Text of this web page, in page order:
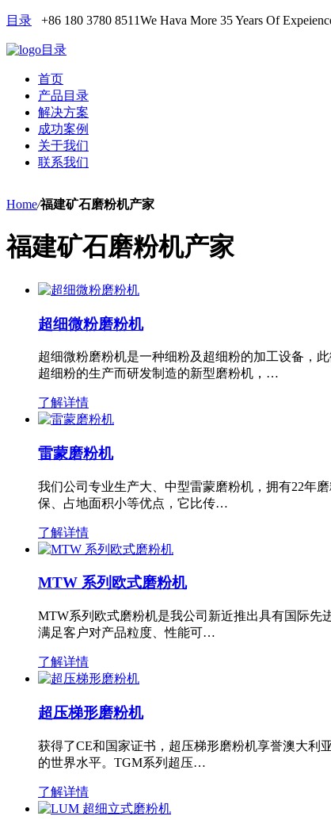
目录 +86 180 3780 8511We Hava More 35 Years Of
目录
首页
产品目录
解决方案
成功案例
关于我们
联系我们
Home/福建矿石磨粉机产家
福建矿石磨粉机产家
超细微粉磨粉机
超细微粉磨粉机是一种细粉及超细粉的加工设备，
超细粉的生产而研发制造的新型磨粉机，…
了解详情
雷蒙磨粉机
我们公司专业生产大、中型雷蒙磨粉机，拥有22年
保、占地面积小等优点，它比传…
了解详情
MTW 系列欧式磨粉机
MTW系列欧式磨粉机是我公司新近推出具有国际
满足客户对产品粒度、性能可…
了解详情
超压梯形磨粉机
获得了CE和国家证书，超压梯形磨粉机享誉澳大利
的世界水平。TGM系列超压…
了解详情